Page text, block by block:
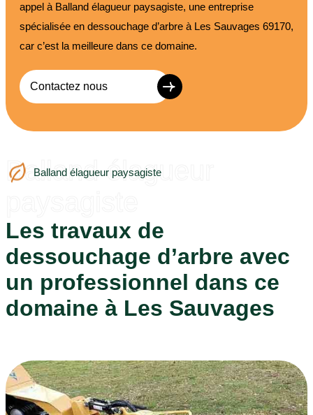
appel à Balland élagueur paysagiste, une entreprise
spécialisée en dessouchage d’arbre à Les Sauvages 69170,
car c’est la meilleure dans ce domaine.
Contactez nous
Balland élagueur paysagiste
Balland élagueur
Les travaux de
dessouchage d’arbre avec
un professionnel dans ce
domaine à Les Sauvages